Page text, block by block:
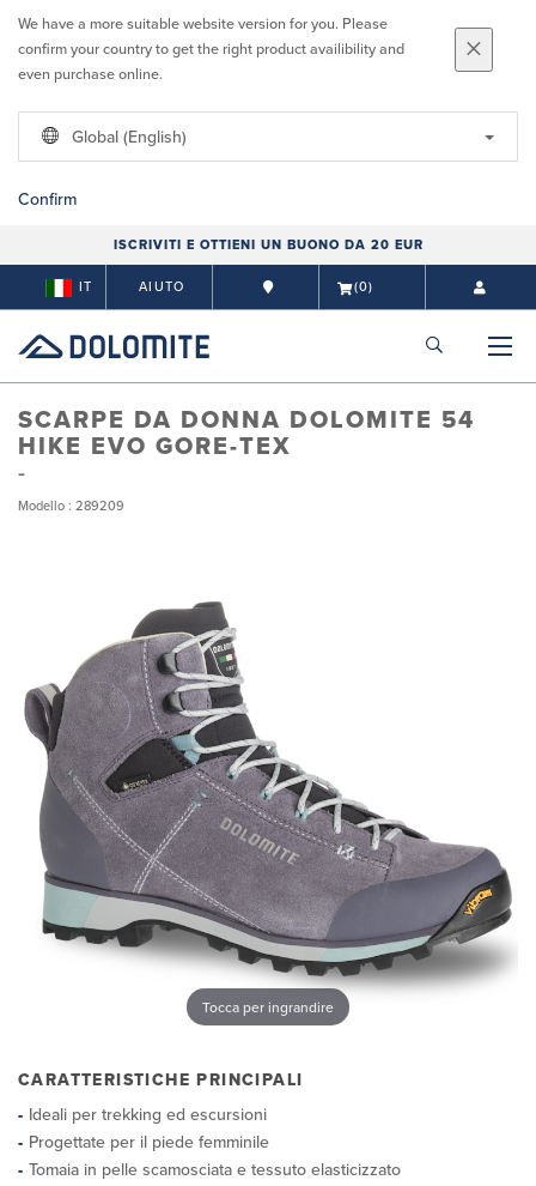
We have a more suitable website version for you. Please
confirm your country to get the right product availibility and
even purchase online.
Global (English)
Confirm
ISCRIVITI E OTTIENI UN BUONO DA 20 EUR
IT AIUTO (0)
SCARPE DA DONNA DOLOMITE 54
HIKE EVO GORE-TEX
Modello : 289209
Tocca per ingrandire
CARATTERISTICHE PRINCIPALI
Ideali per trekking ed escursioni
Progettate per il piede femminile
Tomaia in pelle scamosciata e tessuto elasticizzato